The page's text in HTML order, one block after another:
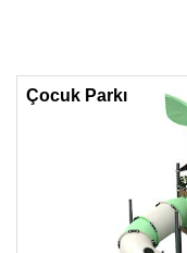
Çocuk Parkı